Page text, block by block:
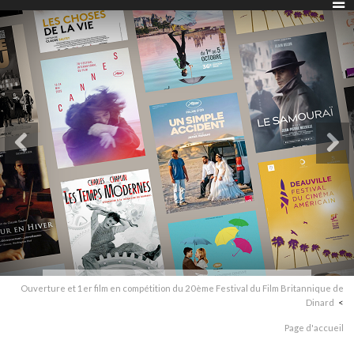
Ouverture et 1er film en compétition du 20ème Festival du Film Britannique de
Dinard
Page d'accueil